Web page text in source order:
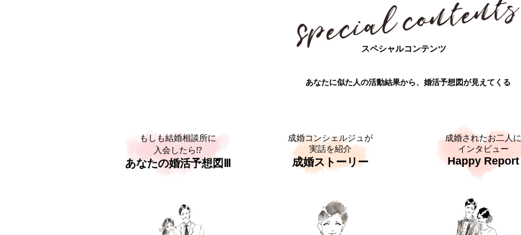
スペシャルコンテンツ
あなたに似た人の活動結果から、婚活予想図が見えてくる
もしも結婚相談所に
入会したら⁉
あなたの婚活予想図Ⅲ
成婚コンシェルジュが
実話を紹介
成婚ストーリー
成婚されたお二人に
インタビュー
Happy Report